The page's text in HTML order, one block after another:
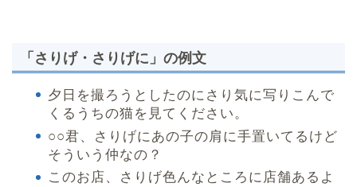
「さりげ・さりげに」の例文
夕日を撮ろうとしたのにさり気に写りこんで
くるうちの猫を見てください。
○○君、さりげにあの子の肩に手置いてるけど
そういう仲なの？
このお店、さりげ色んなところに店舗あるよ